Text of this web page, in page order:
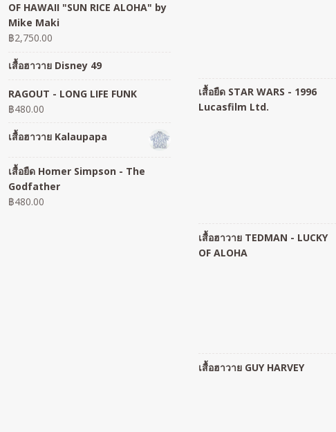
OF HAWAII "SUN RICE ALOHA" by
Mike Maki
฿2,750.00
เสื้อฮาวาย Disney 49
RAGOUT - LONG LIFE FUNK
฿480.00
เสื้อฮาวาย Kalaupapa
เสื้อยืด Homer Simpson - The
Godfather
฿480.00
เสื้อยืด STAR WARS - 1996
Lucasfilm Ltd.
เสื้อฮาวาย TEDMAN - LUCKY
OF ALOHA
เสื้อฮาวาย GUY HARVEY